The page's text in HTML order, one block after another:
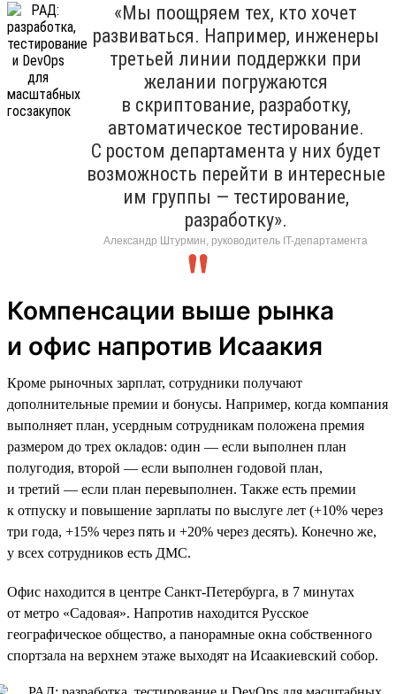
«Мы поощряем тех, кто хочет
развиваться. Например, инженеры
третьей линии поддержки при
желании погружаются
в скриптование, разработку,
автоматическое тестирование.
С ростом департамента у них будет
возможность перейти в интересные
им группы — тестирование,
разработку».
Александр Штурмин, руководитель IT-департамента
Компенсации выше рынка
и офис напротив Исаакия
Кроме рыночных зарплат, сотрудники получают
дополнительные премии и бонусы. Например, когда компания
выполняет план, усердным сотрудникам положена премия
размером до трех окладов: один — если выполнен план
полугодия, второй — если выполнен годовой план,
и третий — если план перевыполнен. Также есть премии
к отпуску и повышение зарплаты по выслуге лет (+10% через
три года, +15% через пять и +20% через десять). Конечно же,
у всех сотрудников есть ДМС.
Офис находится в центре Санкт-Петербурга, в 7 минутах
от метро «Садовая». Напротив находится Русское
географическое общество, а панорамные окна собственного
спортзала на верхнем этаже выходят на Исаакиевский собор.